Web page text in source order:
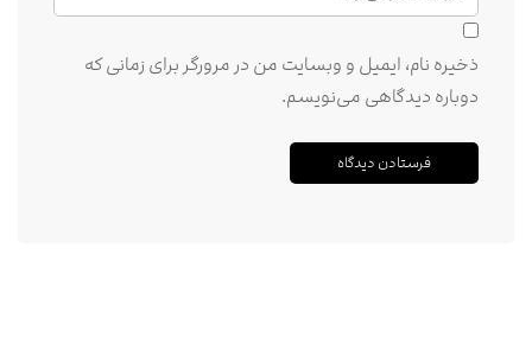
ذخیره نام، ایمیل و وبسایت من در مرورگر برای زمانی که
دوباره دیدگاهی می‌نویسم.